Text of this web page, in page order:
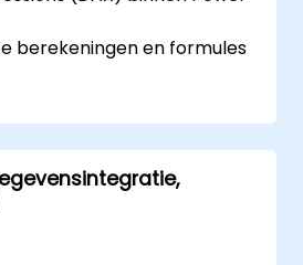
berekeningen en formules
inzichten.
toe te passen om de
DAX te optimaliseren.